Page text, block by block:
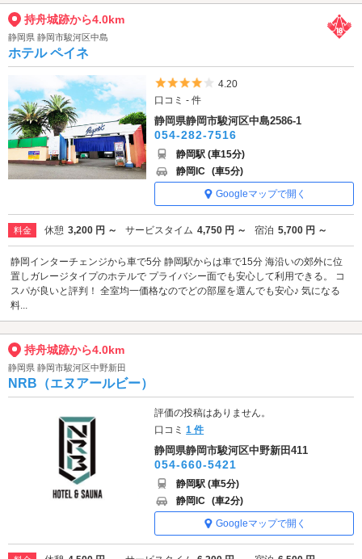
持舟城跡から4.0km
静岡県 静岡市駿河区中島
ホテル ペイネ
5つ星のうち4
4.20
口コミ - 件
静岡県静岡市駿河区中島2586-1
054-282-7516
静岡駅 (車15分)
静岡IC (車5分)
Googleマップで開く
料金 休憩 3,200 円 ～ サービスタイム 4,750 円 ～ 宿泊 5,700 円 ～
静岡インターチェンジから車で5分 静岡駅からは車で15分 海沿いの郊外に位
置しガレージタイプのホテルで プライバシー面でも安心して利用できる。 コ
スパが良いと評判！ 全室均一価格なのでどの部屋を選んでも安心♪ 気になる
料...
持舟城跡から4.0km
静岡県 静岡市駿河区中野新田
NRB（エヌアールビー）
評価の投稿はありません。
口コミ1 件
静岡県静岡市駿河区中野新田411
054-660-5421
静岡駅 (車5分)
静岡IC (車2分)
Googleマップで開く